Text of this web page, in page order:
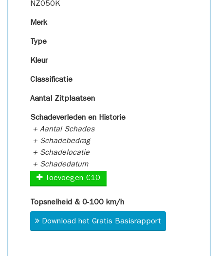
NZ050K
Merk
Type
Kleur
Classificatie
Aantal Zitplaatsen
Schadeverleden en Historie
+ Aantal Schades
+ Schadebedrag
+ Schadelocatie
+ Schadedatum
Toevoegen €10
Topsnelheid & 0-100 km/h
Download het Gratis Basisrapport